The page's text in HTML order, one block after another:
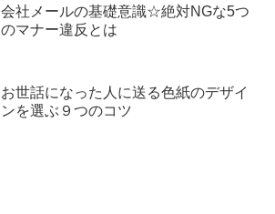
会社メールの基礎意識☆絶対NGな5つ
のマナー違反とは
お世話になった人に送る色紙のデザイ
ンを選ぶ９つのコツ